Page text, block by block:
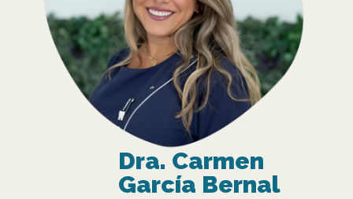
Dra. Carmen
García Bernal